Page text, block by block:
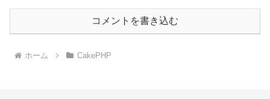
コメントを書き込む
ホーム CakePHP